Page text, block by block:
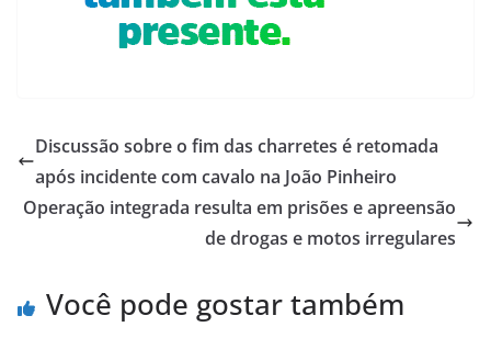
Discussão sobre o fim das charretes é retomada
após incidente com cavalo na João Pinheiro
Operação integrada resulta em prisões e apreensão
de drogas e motos irregulares
Você pode gostar também